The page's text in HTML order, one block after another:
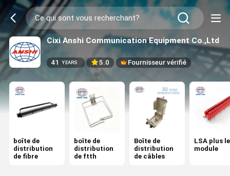
Cixi Anshi Communication Equipment Co.,Ltd
41 YEARS 5.0 Fournisseur vérifié
boîte de
distribution
de fibre
boîte de
distribution
de ftth
Boîte de
distribution
de câbles
LSA plus le
module